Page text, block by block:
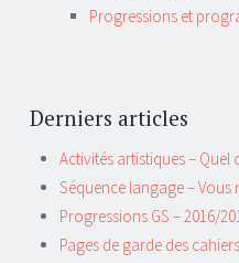
Progressions et
Derniers articles
Activités artistiques – Quel
Séquence langage – Vous
Progressions GS – 2016/
Pages de garde des cahiers